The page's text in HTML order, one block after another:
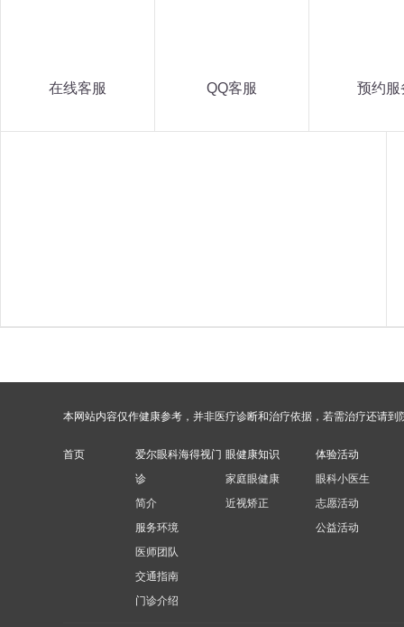
在线客服 QQ客服 预约服
本网站内容仅作健康参考，并非医疗诊断和治疗依据，若需治疗还请
首页
爱尔眼科海得视门
诊
简介
服务环境
医师团队
交通指南
门诊介绍
眼健康知识
家庭眼健康
近视矫正
体验活动
眼科小医生
志愿活动
公益活动